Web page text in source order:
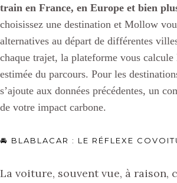
train en France, en Europe et bien
choisissez une destination et Mollow
alternatives au départ de différentes
chaque trajet, la plateforme vous calcule
estimée du parcours. Pour les
s’ajoute aux données précédentes, un
de votre impact carbone.
🚘 BLABLACAR : LE RÉFLEXE
La voiture, souvent vue, à raison,